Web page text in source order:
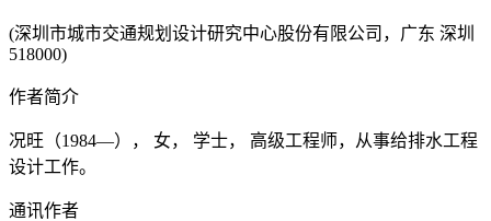
(深圳市城市交通规划设计研究中心股份有限公司，广东 深圳
518000)
作者简介
况旺（1984—）， 女， 学士， 高级工程师，从事给排水工程
设计工作。
通讯作者